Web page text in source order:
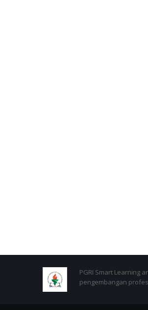
PGRI Smart Learning
pengembangan